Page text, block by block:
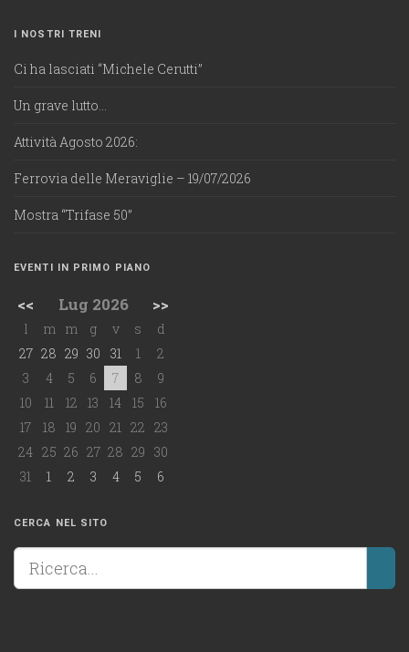
I NOSTRI TRENI
Ci ha lasciati “Michele Cerutti”
Un grave lutto…
Attività Agosto 2026:
Ferrovia delle Meraviglie – 19/07/2026
Mostra “Trifase 50”
EVENTI IN PRIMO PIANO
<< Lug 2026 >>
l m m g v s
d
27 28 29 30 31 1
2
3
4 5 6 7 8
9
10
11 12 13 14 15
16
17
18 19 20 21 22 23
24 25 26 27 28 29 30
31
1 2 3 4 5 6
CERCA NEL SITO